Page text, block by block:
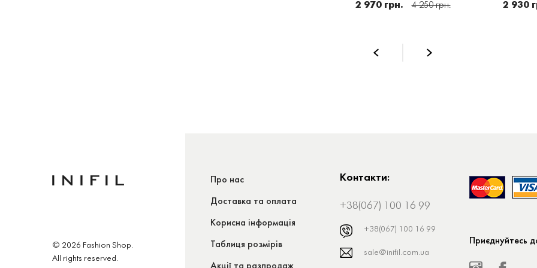
2 970 грн. 4 250 грн. 2 930
© 2026 Fashion Shop.
All rights reserved.
Про нас
Доставка та оплата
Корисна інформація
Таблиця розмірів
Контакти:
+38(067) 100 16 99
+38(067) 100 16 99
sale@inifil.com.ua
Приєднуйтесь